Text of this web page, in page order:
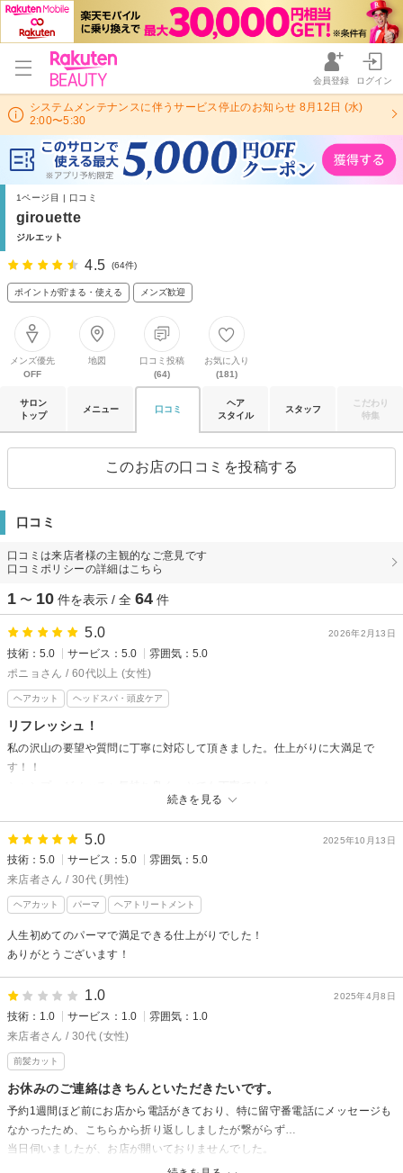
会員登録 ログイン
システムメンテナンスに伴うサービス停止のお知らせ 8月12日 (水)
2:00〜5:30
1ページ目 | 口コミ
girouette
ジルエット
4.5 (64件)
ポイントが貯まる・使える メンズ歓迎
メンズ優先
OFF
地図
口コミ投稿
(64)
お気に入り
(181)
サロン
トップ
メニュー 口コミ
ヘア
スタイル
スタッフ
こだわり
特集
このお店の口コミを投稿する
口コミ
口コミは来店者様の主観的なご意見です
口コミポリシーの詳細はこちら
1 〜 10 件を表示 / 全 64 件
2026年2月13日
5.0
技術：5.0 サービス：5.0
雰囲気：5.0
ポニョさん / 60代以上 (女性)
ヘアカット ヘッドスパ・頭皮ケア
リフレッシュ！
続きを見る
私の沢山の要望や質問に丁寧に対応して頂きました。仕上がりに大満足で
す！！
2025年10月13日
5.0
技術：5.0 サービス：5.0
雰囲気：5.0
来店者さん / 30代 (男性)
ヘアカット パーマ ヘアトリートメント
人生初めてのパーマで満足できる仕上がりでした！
ありがとうございます！
2025年4月8日
1.0
技術：1.0 サービス：1.0
雰囲気：1.0
来店者さん / 30代 (女性)
前髪カット
お休みのご連絡はきちんといただきたいです。
予約1週間ほど前にお店から電話がきており、特に留守番電話にメッセージも
なかったため、こちらから折り返ししましたが繋がらず…
当日伺いましたが、お店が開いておりませんでした。
私が確認した限りだとInstagramやHPにもお休みの記載がなく、